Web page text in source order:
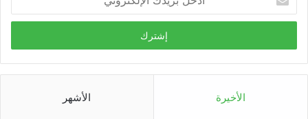
بريدك
الإلكتروني
الأخيرة الأشهر